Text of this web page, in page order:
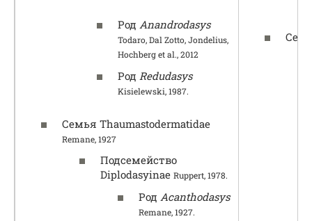
Род Anandrodasys
Todaro, Dal Zotto, Jondelius,
Hochberg et al., 2012
Род Redudasys
Kisielewski, 1987.
Семья Thaumastodermatidae
Remane, 1927
Подсемейство
Diplodasyinae Ruppert, 1978.
Род Acanthodasys
Remane, 1927.